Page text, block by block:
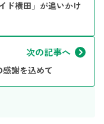
ド横田」が追いかけ
次の記事へ
謝を込めて